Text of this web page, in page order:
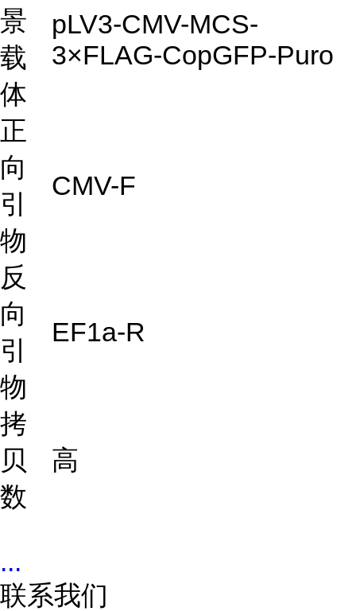
景
载
体
pLV3-CMV-MCS-
3×FLAG-CopGFP-Puro
正
向
引
物
CMV-F
反
向
引
物
EF1a-R
拷
贝
数
高
...
联系我们